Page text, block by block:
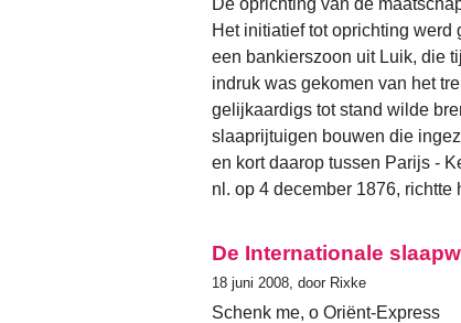
De oprichting van de
Het initiatief tot oprichting
een bankierszoon uit Luik, die
indruk was gekomen van het
gelijkaardigs tot stand wilde
slaaprijtuigen bouwen die
en kort daarop tussen Parijs -
nl. op 4 december 1876,
De Internationale
18 juni 2008, door Rixke
Schenk me, o Oriënt-Express